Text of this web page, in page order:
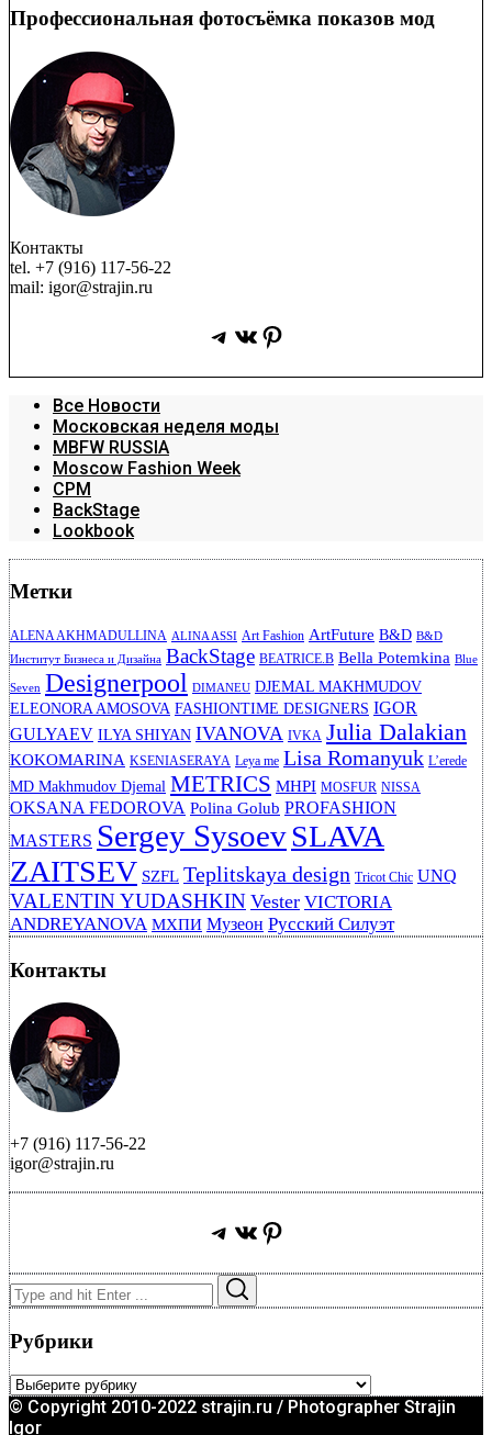
Профессиональная фотосъёмка показов мод
Контакты
tel. +7 (916) 117-56-22
mail: igor@strajin.ru
Telegram
ВКонтакте
Pinterest
Все Новости
Московская неделя моды
MBFW RUSSIA
Moscow Fashion Week
CPM
BackStage
Lookbook
Метки
ALENA AKHMADULLINA ALINA ASSI Art Fashion ArtFuture B&D B&D
Институт Бизнеса и Дизайна BackStage BEATRICE.B Bella Potemkina Blue
Seven Designerpool DIMANEU DJEMAL MAKHMUDOV
ELEONORA AMOSOVA FASHIONTIME DESIGNERS IGOR
GULYAEV ILYA SHIYAN IVANOVA IVKA Julia Dalakian
KOKOMARINA KSENIASERAYA Leya me Lisa Romanyuk L’erede
MD Makhmudov Djemal METRICS MHPI MOSFUR NISSA
OKSANA FEDOROVA Polina Golub PROFASHION
MASTERS Sergey SysoevSLAVA
ZAITSEV SZFL Teplitskaya design Tricot Chic UNQ
VALENTIN YUDASHKIN Vester VICTORIA
ANDREYANOVA МХПИ Музеон Русский Силуэт
Контакты
+7 (916) 117-56-22
igor@strajin.ru
Telegram
ВКонтакте
Pinterest
Search
for:
Рубрики
Рубрики
© Copyright 2010-2022 strajin.ru / Photographer Strajin
Igor